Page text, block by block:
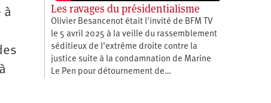
à
Les ravages du présidentialisme
Olivier Besancenot était l'invité de BFM TV
le 5 avril 2025 à la veille du rassemblement
séditieux de l'extrême droite contre la
justice suite à la condamnation de Marine
Le Pen pour détournement de…